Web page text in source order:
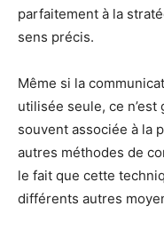
parfaitement à la
sens précis.
Même si la
utilisée seule, ce
souvent associée à la
autres méthodes de
le fait que cette
différents autres